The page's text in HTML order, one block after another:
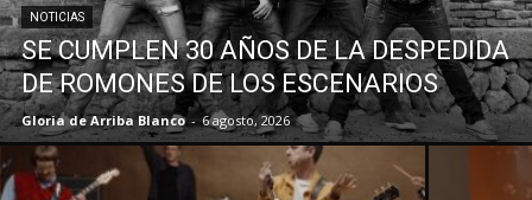
NOTICIAS
SE CUMPLEN 30 AÑOS DE LA DESPEDIDA
DE ROMONES DE LOS ESCENARIOS
Gloria de Arriba Blanco - 6 agosto, 2026